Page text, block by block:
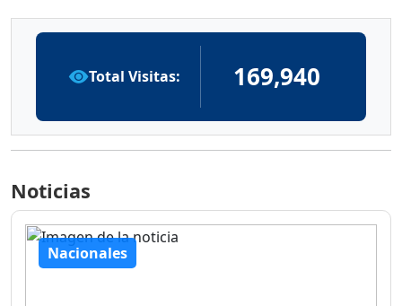
Total Visitas: 169,940
Noticias
Nacionales